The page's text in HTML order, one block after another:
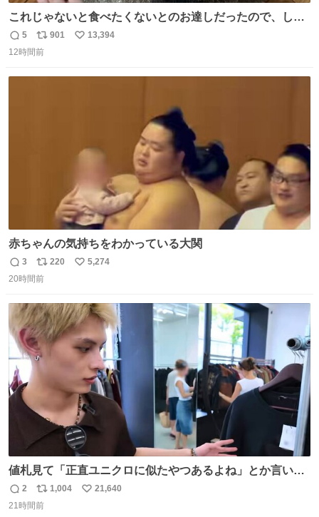
これじゃないと食べたくないとのお達しだったので、しっ
ぽ置き場係になっている
返
信
5
リ
ポ
901
い
13,394
12時間前
赤ちゃんの気持ちをわかっている大関
返
信
3
リ
ポ
ト
数
220
い
数
5,274
20時間前
値札見て「正直ユニクロに似たやつあるよね」とか言い出
すの好きすぎるWWWWWWWWWWWWW こちら側と同じ
感覚助かる🙂‍↕️🙂‍↕️🙂‍↕️
返
信
2
リ
ポ
1,004
い
21,640
21時間前